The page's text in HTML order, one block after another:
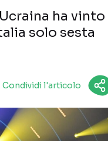
ha vinto
solo sesta
Condividi l'articolo